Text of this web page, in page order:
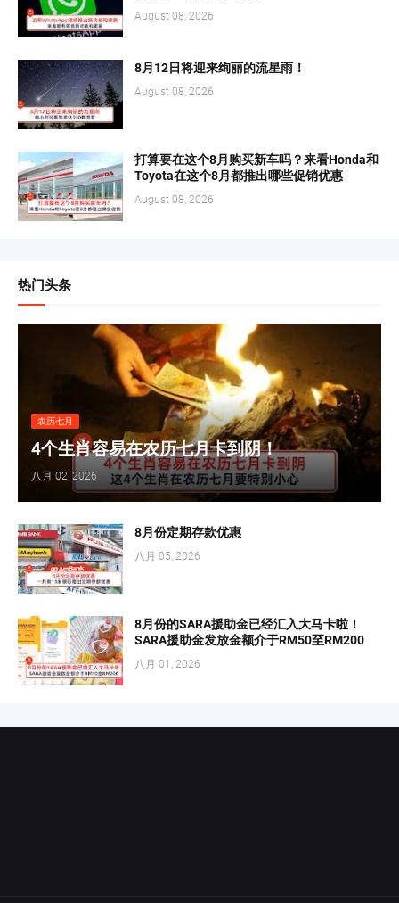
August 08, 2026
8月12日将迎来绚丽的流星雨！
August 08, 2026
打算要在这个8月购买新车吗？来看Honda和
Toyota在这个8月都推出哪些促销优惠
August 08, 2026
热门头条
农历七月
4个生肖容易在农历七月卡到阴！
八月 02, 2026
8月份定期存款优惠
八月 05, 2026
8月份的SARA援助金已经汇入大马卡啦！
SARA援助金发放金额介于RM50至RM200
八月 01, 2026